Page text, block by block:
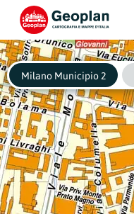
Milano Municipio 2